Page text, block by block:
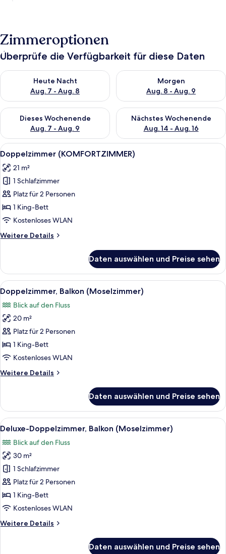
Zimmeroptionen
Überprüfe die Verfügbarkeit für diese Daten
Heute Nacht
Aug. 7 - Aug. 8
Überprüfe die Verfügbarkeit für heute Nacht, Aug. 7 - Aug. 8.
Morgen
Aug. 8 - Aug. 9
Überprüfe die Verfügbarkeit
Dieses Wochenende
Aug. 7 - Aug. 9
Überprüfe die Verfügbarkeit für dieses Wochenende, Aug. 7
Nächstes Wochenende
Aug. 14 - Aug. 16
Überprüfe die Verfügbarkeit
Alle
Fotos
für
Doppelzimmer
(KOMFORTZIMMER)
anzeigen
Ein Hotelzimmer mit Bett, Kissen,
7
Doppelzimmer (KOMFORTZIMMER)
21 m²
1 Schlafzimmer
Platz für 2 Personen
1 King-Bett
Kostenloses WLAN
Weitere Details
Weitere
(KOMFORTZIMMER)
Daten auswählen und Preise sehen
Alle
Fotos
für
Doppelzimmer,
Balkon
(Moselzimmer)
anzeigen
Ein Hotelzimmer mit einem großen
5
Doppelzimmer, Balkon (Moselzimmer)
Blick auf den Fluss
20 m²
Platz für 2 Personen
1 King-Bett
Kostenloses WLAN
Weitere Details
Weitere
Balkon
(Moselzimmer)
Daten auswählen und Preise sehen
Alle
Fotos
für
Deluxe-
Doppelzimmer,
Balkon
(Moselzimmer)
anzeigen
Ein Schlafzimmer mit einem großen
14
Deluxe-Doppelzimmer, Balkon (Moselzimmer)
Blick auf den Fluss
30 m²
1 Schlafzimmer
Platz für 2 Personen
1 King-Bett
Kostenloses WLAN
Weitere Details
Weitere
Daten auswählen und Preise sehen